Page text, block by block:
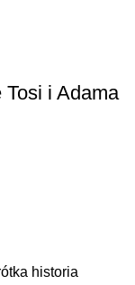
i Adama
historia